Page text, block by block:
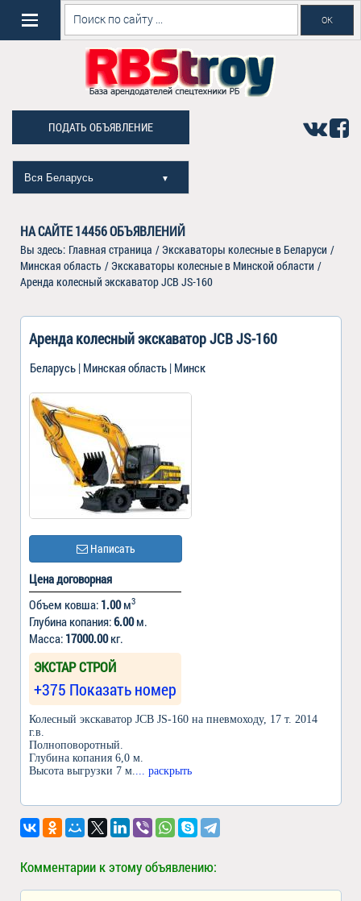
ПОДАТЬ ОБЪЯВЛЕНИЕ
Вся Беларусь ▼
НА САЙТЕ14456ОБЪЯВЛЕНИЙ
Вы здесь: Главная страница / Экскаваторы колесные в Беларуси /
Минская область / Экскаваторы колесные в Минской области /
Аренда колесный экскаватор JCB JS-160
Аренда колесный экскаватор JCB JS-160
Беларусь | Минская область | Минск
Написать
Цена договорная
Объем ковша: 1.00м3
Глубина копания:6.00м.
Масса: 17000.00кг.
ЭКСТАР СТРОЙ
+375 Показать номер
Колесный экскаватор JCB JS-160 на пневмоходу, 17 т. 2014
г.в.
Полноповоротный.
Глубина копания 6,0 м.
Высота выгрузки 7 м.... раскрыть
Комментарии к этому объявлению: